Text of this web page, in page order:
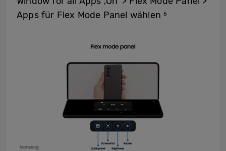
Apps für Flex Mode Panel wählen6